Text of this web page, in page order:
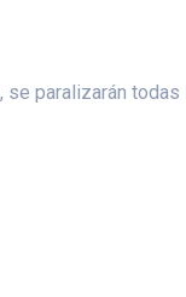
paralizarán todas